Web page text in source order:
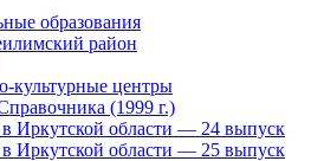
образования
район
культурные центры
(1999 г.)
в Иркутской области — 24 выпуск
в Иркутской области — 25 выпуск